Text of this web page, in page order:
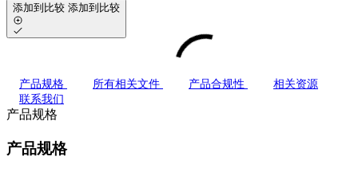
添加到比较 添加到比较
产品规格 所有相关文件 产品合规性
相关资源
联系我们
产品规格
产品规格